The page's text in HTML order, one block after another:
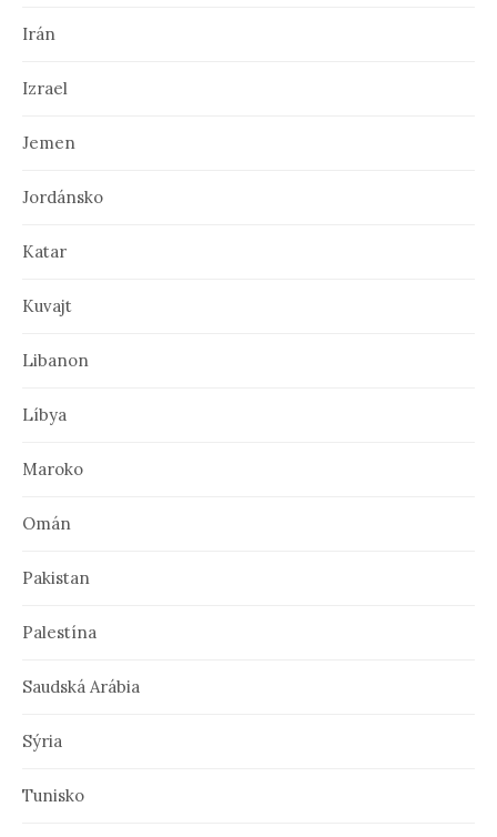
Irán
Izrael
Jemen
Jordánsko
Katar
Kuvajt
Libanon
Líbya
Maroko
Omán
Pakistan
Palestína
Saudská Arábia
Sýria
Tunisko